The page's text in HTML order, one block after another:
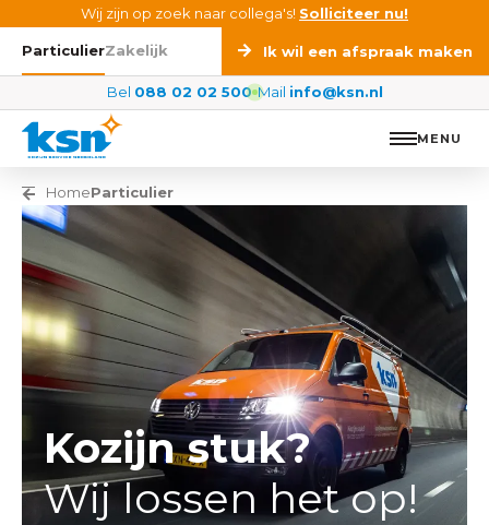
Ga naar de inhoudWij zijn op zoek naar collega's! Solliciteer nu!
ParticulierZakelijk Ik wil een afspraak maken
Bel 088 02 02 500 Mail info@ksn.nl
MENU
Vorige pagina
HomeParticulier
Kozijn stuk?
Wij lossen het op!